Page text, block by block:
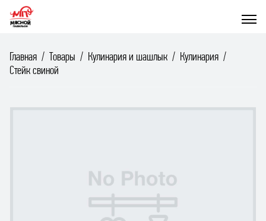
Главная Товары Кулинария и шашлык
Кулинария
Стейк свиной